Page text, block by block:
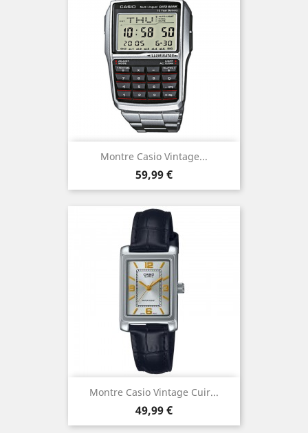
Montre Casio Vintage...
Prix
59,99 €
Montre Casio Vintage Cuir...
Prix
49,99 €